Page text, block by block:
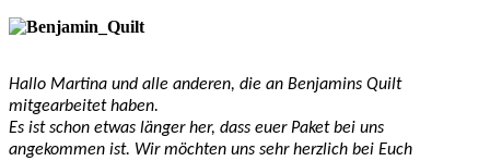
Hallo Martina und alle anderen, die an Benjamins Quilt
mitgearbeitet haben.
Es ist schon etwas länger her, dass euer Paket bei uns
angekommen ist. Wir möchten uns sehr herzlich bei Euch